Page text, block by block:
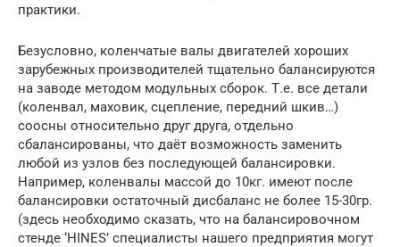
практики.
Безусловно, коленчатые валы двигателей хороших
зарубежных производителей тщательно балансируются
на заводе методом модульных сборок. Т.е. все детали
(коленвал, маховик, сцепление, передний шкив…)
соосны относительно друг друга, отдельно
сбалансированы, что даёт возможность заменить
любой из узлов без последующей балансировки.
Например, коленвалы массой до 10кг. имеют после
балансировки остаточный дисбаланс не более 15-30гр.
(здесь необходимо сказать, что на балансировочном
стенде ‘HINES’ специалисты нашего предприятия могут